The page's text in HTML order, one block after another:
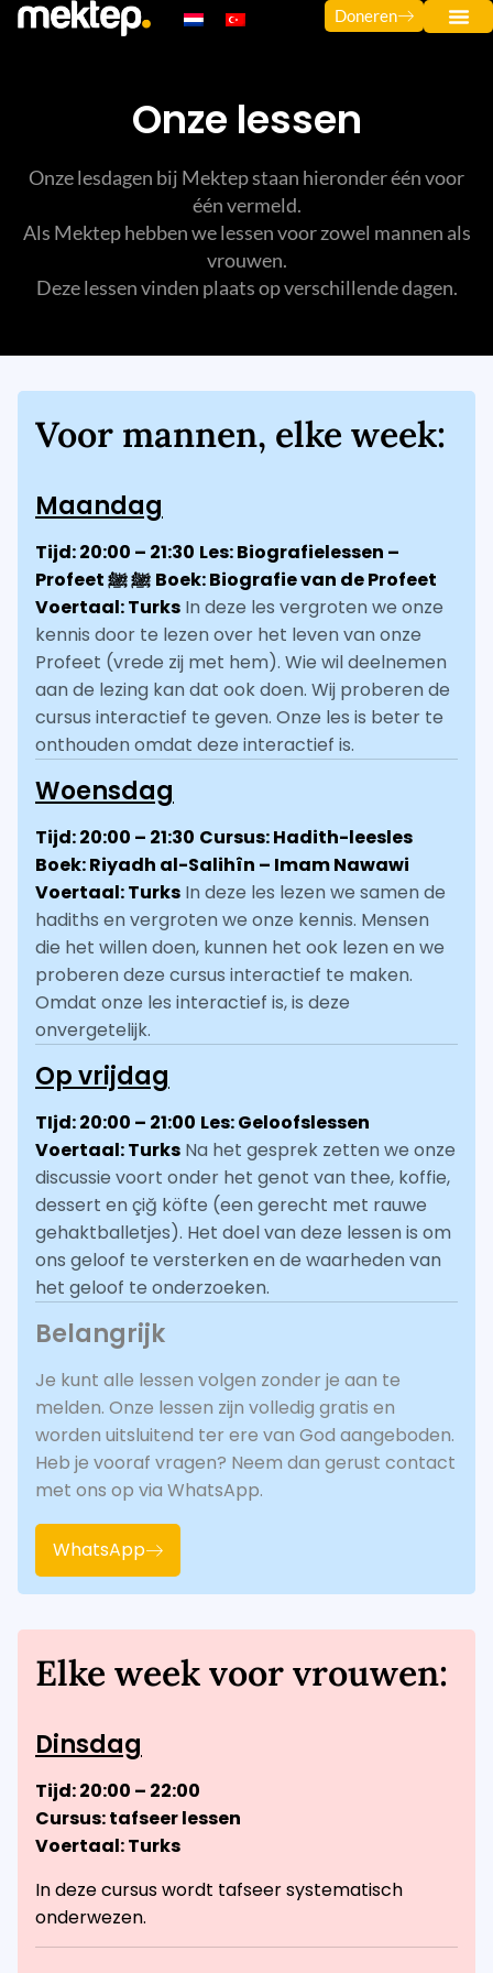
Doneren
Onze lessen
Onze lesdagen bij Mektep staan ​​hieronder één voor
één vermeld.
Als Mektep hebben we lessen voor zowel mannen als
vrouwen.
Deze lessen vinden plaats op verschillende dagen.
Voor mannen, elke week:
Maandag
Tijd: 20:00 – 21:30 Les: Biografielessen –
Profeet
ﷺﷺ
Boek: Biografie van de Profeet
Voertaal: Turks In deze les vergroten we onze
kennis door te lezen over het leven van onze
Profeet (vrede zij met hem). Wie wil deelnemen
aan de lezing kan dat ook doen. Wij proberen de
cursus interactief te geven. Onze les is beter te
onthouden omdat deze interactief is.
Woensdag
Tijd: 20:00 – 21:30 Cursus: Hadith-leesles
Boek: Riyadh al-Salihîn – Imam Nawawi
Voertaal: Turks In deze les lezen we samen de
hadiths en vergroten we onze kennis. Mensen
die het willen doen, kunnen het ook lezen en we
proberen deze cursus interactief te maken.
Omdat onze les interactief is, is deze
onvergetelijk.
Op vrijdag
TIjd: 20:00 – 21:00 Les: Geloofslessen
Voertaal: Turks Na het gesprek zetten we onze
discussie voort onder het genot van thee, koffie,
dessert en çiğ köfte (een gerecht met rauwe
gehaktballetjes). Het doel van deze lessen is om
ons geloof te versterken en de waarheden van
het geloof te onderzoeken.
Belangrijk
Je kunt alle lessen volgen zonder je aan te
melden. Onze lessen zijn volledig gratis en
worden uitsluitend ter ere van God aangeboden.
Heb je vooraf vragen? Neem dan gerust contact
met ons op via WhatsApp.
WhatsApp
Elke week voor vrouwen:
Dinsdag
Tijd: 20:00 – 22:00
Cursus: tafseer lessen
Voertaal: Turks
In deze cursus wordt tafseer systematisch
onderwezen.